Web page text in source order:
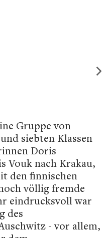
Gruppe von
siebten Klassen
Doris
Vouk nach Krakau,
den finnischen
völlig fremde
eindrucksvoll war
des
- vor allem,